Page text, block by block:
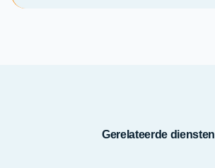
Gerelateerde diensten